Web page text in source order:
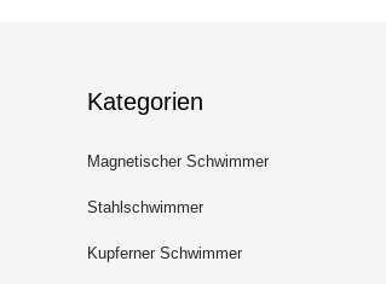
Kategorien
Magnetischer Schwimmer
Stahlschwimmer
Kupferner Schwimmer